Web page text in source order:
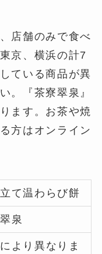
店舗のみで食べ
京、横浜の計7
ている商品が異
。『茶寮翠泉』
ます。お茶や焼
方はオンライン
て温わらび餅
泉
より異なりま